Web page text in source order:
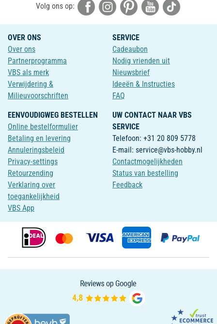
Volg ons op:
OVER ONS
Over ons
Partnerprogramma
VBS als merk
Verwijdering &
Milieuvoorschriften
SERVICE
Cadeaubon
Nodig vrienden uit
Nieuwsbrief
Ideeën & Instructies
FAQ
EENVOUDIGWEG BESTELLEN
Online bestelformulier
Betaling en levering
Annuleringsbeleid
Privacy-settings
Retourzending
Verklaring over
toegankelijkheid
VBS App
UW CONTACT NAAR VBS
SERVICE
Telefoon: +31 20 809 5778
E-mail: service@vbs-hobby.nl
Contactmogelijkheden
Status van bestelling
Feedback